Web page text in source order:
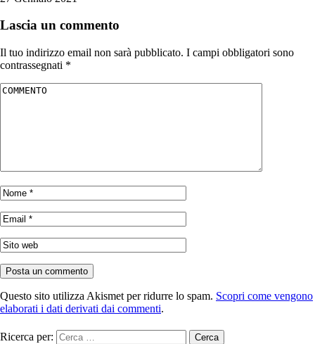
Lascia un commento
Il tuo indirizzo email non sarà pubblicato. I campi obbligatori sono
contrassegnati *
Questo sito utilizza Akismet per ridurre lo spam. Scopri come vengono
elaborati i dati derivati dai commenti.
Ricerca per: